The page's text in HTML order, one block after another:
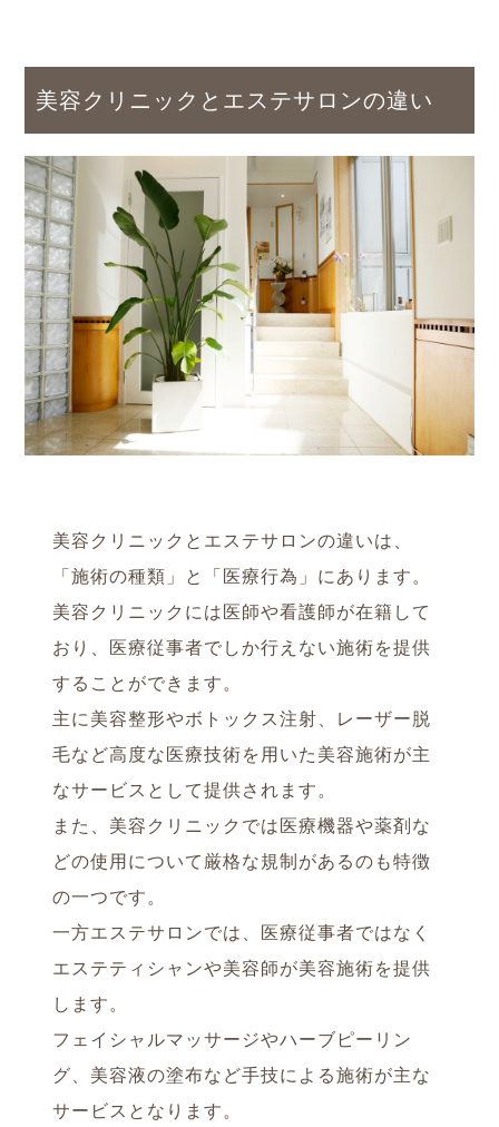
美容クリニックとエステサロンの違い
美容クリニックとエステサロンの違いは、
「施術の種類」と「医療行為」にあります。
美容クリニックには医師や看護師が在籍して
おり、医療従事者でしか行えない施術を提供
することができます。
主に美容整形やボトックス注射、レーザー脱
毛など高度な医療技術を用いた美容施術が主
なサービスとして提供されます。
また、美容クリニックでは医療機器や薬剤な
どの使用について厳格な規制があるのも特徴
の一つです。
一方エステサロンでは、医療従事者ではなく
エステティシャンや美容師が美容施術を提供
します。
フェイシャルマッサージやハーブピーリン
グ、美容液の塗布など手技による施術が主な
サービスとなります。